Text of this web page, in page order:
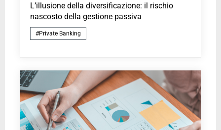
L’illusione della diversificazione: il rischio
nascosto della gestione passiva
#Private Banking